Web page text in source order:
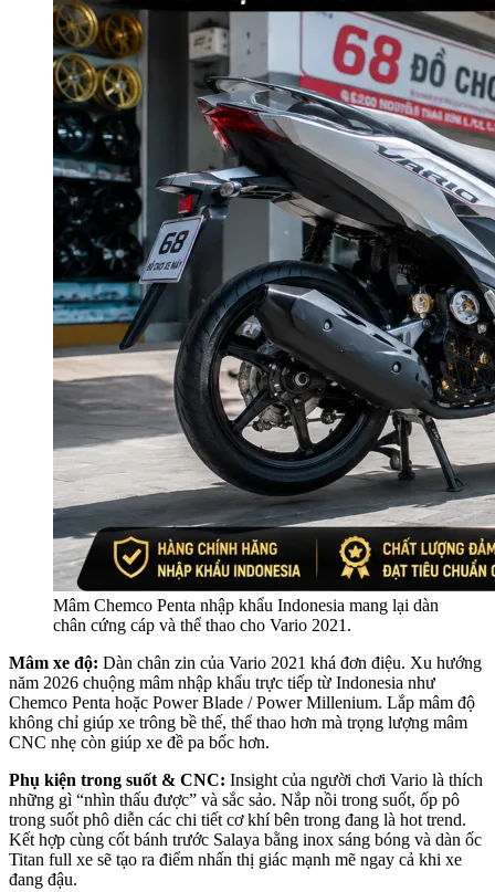
Mâm Chemco Penta nhập khẩu Indonesia mang lại dàn
chân cứng cáp và thể thao cho Vario 2021.
Mâm xe độ: Dàn chân zin của Vario 2021 khá đơn điệu. Xu hướng
năm 2026 chuộng mâm nhập khẩu trực tiếp từ Indonesia như
Chemco Penta hoặc Power Blade / Power Millenium. Lắp mâm độ
không chỉ giúp xe trông bề thế, thể thao hơn mà trọng lượng mâm
CNC nhẹ còn giúp xe đề pa bốc hơn.
Phụ kiện trong suốt & CNC: Insight của người chơi Vario là thích
những gì “nhìn thấu được” và sắc sảo. Nắp nồi trong suốt, ốp pô
trong suốt phô diễn các chi tiết cơ khí bên trong đang là hot trend.
Kết hợp cùng cốt bánh trước Salaya bằng inox sáng bóng và dàn ốc
Titan full xe sẽ tạo ra điểm nhấn thị giác mạnh mẽ ngay cả khi xe
đang đậu.